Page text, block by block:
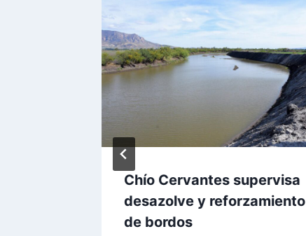
Chío Cervantes supervisa
desazolve y reforzamiento
de bordos